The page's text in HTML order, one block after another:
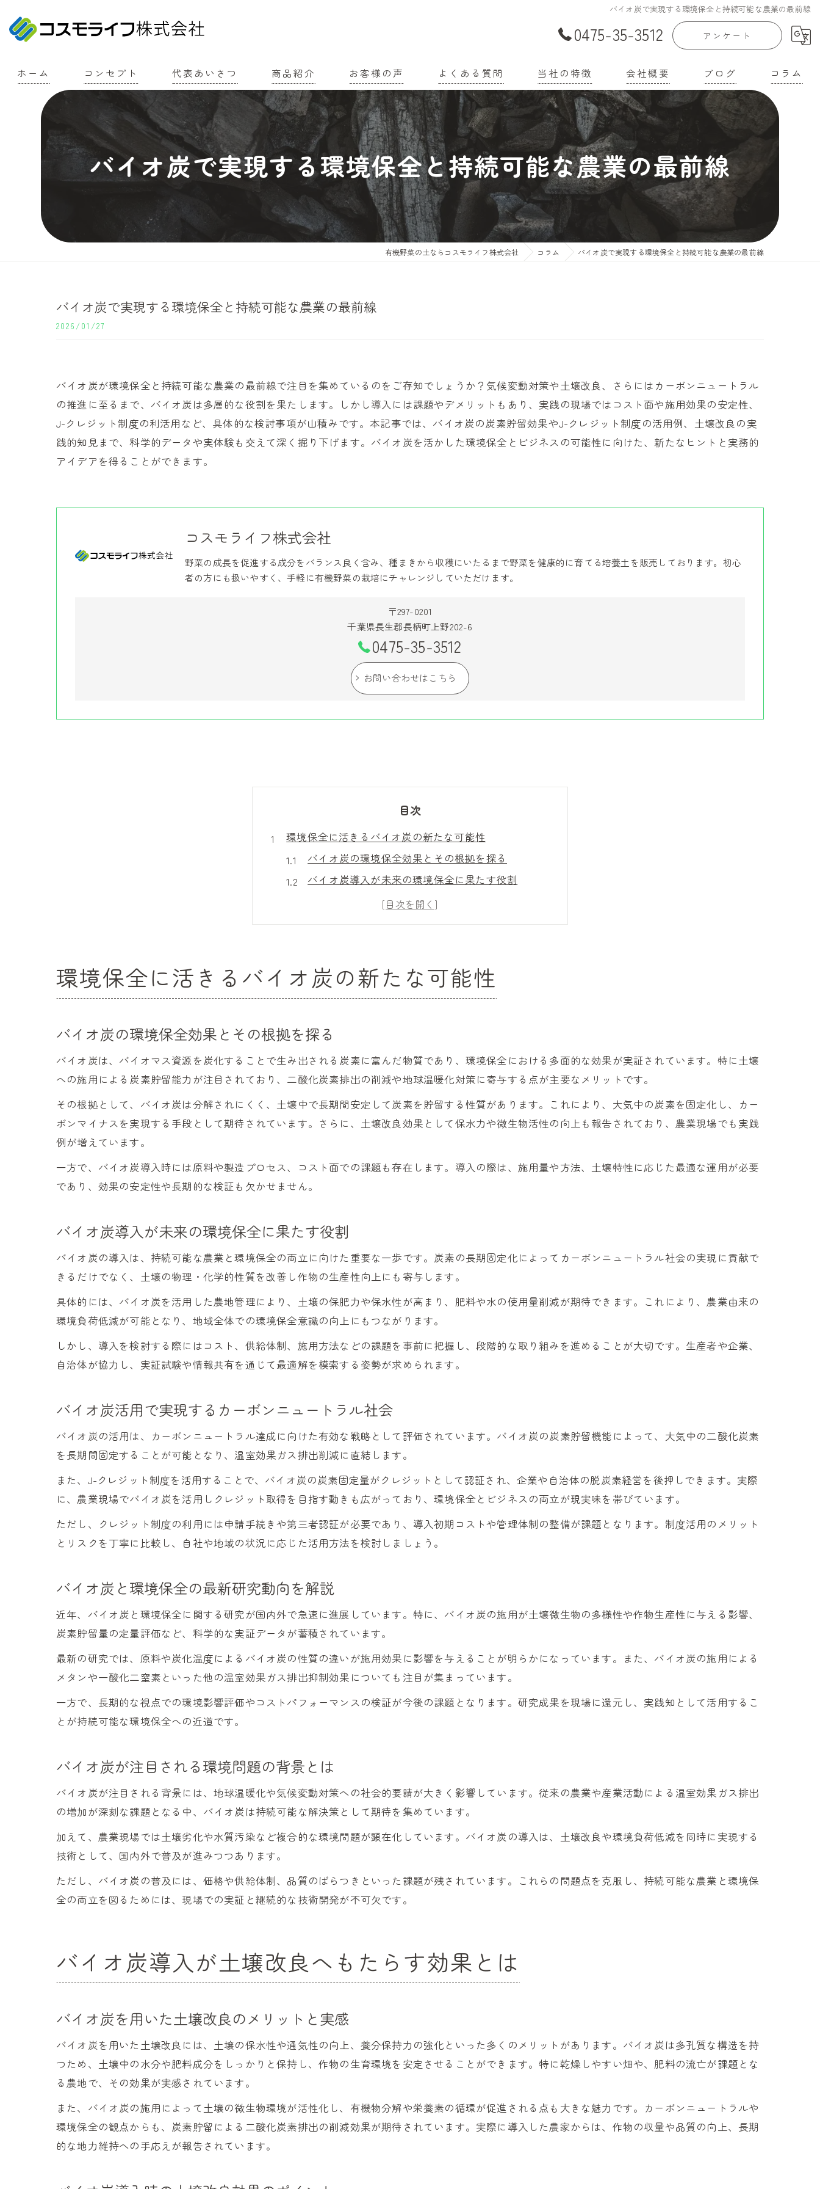
バイオ炭で実現する環境保全と持続可能な農業の最前線
0475-35-3512 アンケート
ホーム コンセプト 代表あいさつ 商品紹介 お客様の声 よくある質問 当社の特徴
家庭菜園
農家
有機培養土
土壌改良材
有機肥料
会社概要
漫画特集
ブログ コラム
バイオ炭で実現する環境保全と持続可能な農業の最前線
有機野菜の土ならコスモライフ株式会社 コラム バイオ炭で実現する環境保全と持続可能な農業の最前線
バイオ炭で実現する環境保全と持続可能な農業の最前線
2026/01/27
バイオ炭が環境保全と持続可能な農業の最前線で注目を集めているのをご存知でしょうか？気候変動対策や土壌改良、さらにはカーボンニュートラル
の推進に至るまで、バイオ炭は多層的な役割を果たします。しかし導入には課題やデメリットもあり、実践の現場ではコスト面や施用効果の安定性、
J-クレジット制度の利活用など、具体的な検討事項が山積みです。本記事では、バイオ炭の炭素貯留効果やJ-クレジット制度の活用例、土壌改良の実
践的知見まで、科学的データや実体験も交えて深く掘り下げます。バイオ炭を活かした環境保全とビジネスの可能性に向けた、新たなヒントと実務的
アイデアを得ることができます。
コスモライフ株式会社
野菜の成長を促進する成分をバランス良く含み、種まきから収穫にいたるまで野菜を健康的に育てる培養土を販売しております。初心
者の方にも扱いやすく、手軽に有機野菜の栽培にチャレンジしていただけます。
〒297-0201
千葉県長生郡長柄町上野202-6
0475-35-3512
お問い合わせはこちら
目次
環境保全に活きるバイオ炭の新たな可能性
バイオ炭の環境保全効果とその根拠を探る
バイオ炭導入が未来の環境保全に果たす役割
バイオ炭活用で実現するカーボンニュートラル社会
バイオ炭と環境保全の最新研究動向を解説
バイオ炭導入が土壌改良へもたらす効果とは
バイオ炭を用いた土壌改良のメリットと実感
バイオ炭が土壌微生物に及ぼす変化と可能性
バイオ炭による土壌改良の実践例を紹介
バイオ炭が持続可能な農業を支える理由
課題と展望から探るバイオ炭の問題点
バイオ炭の問題点と向き合うための視点
バイオ炭導入のデメリットとその対策法
バイオ炭普及の課題と現場での取り組み事例
バイオ炭の価格やコスト構造を正しく理解する
バイオ炭問題点を乗り越えるための改善策
J-クレジット制度におけるバイオ炭活用法
バイオ炭とJ-クレジット制度の関係性を解説
バイオ炭活用でJ-クレジット申請を目指すには
バイオ炭の炭素貯留効果とJ-クレジット収益化
J-クレジット制度におけるバイオ炭活用事例
気候変動対策にバイオ炭を生かす方法
バイオ炭が気候変動対策に与える影響とは
バイオ炭による二酸化炭素削減の具体的手法
バイオ炭でカーボンニュートラルを実現する方法
バイオ炭活用がもたらす温暖化防止の可能性
環境保全に活きるバイオ炭の新たな可能性
バイオ炭の環境保全効果とその根拠を探る
バイオ炭は、バイオマス資源を炭化することで生み出される炭素に富んだ物質であり、環境保全における多面的な効果が実証されています。特に土壌
への施用による炭素貯留能力が注目されており、二酸化炭素排出の削減や地球温暖化対策に寄与する点が主要なメリットです。
その根拠として、バイオ炭は分解されにくく、土壌中で長期間安定して炭素を貯留する性質があります。これにより、大気中の炭素を固定化し、カー
ボンマイナスを実現する手段として期待されています。さらに、土壌改良効果として保水力や微生物活性の向上も報告されており、農業現場でも実践
例が増えています。
一方で、バイオ炭導入時には原料や製造プロセス、コスト面での課題も存在します。導入の際は、施用量や方法、土壌特性に応じた最適な運用が必要
であり、効果の安定性や長期的な検証も欠かせません。
バイオ炭導入が未来の環境保全に果たす役割
バイオ炭の導入は、持続可能な農業と環境保全の両立に向けた重要な一歩です。炭素の長期固定化によってカーボンニュートラル社会の実現に貢献で
きるだけでなく、土壌の物理・化学的性質を改善し作物の生産性向上にも寄与します。
具体的には、バイオ炭を活用した農地管理により、土壌の保肥力や保水性が高まり、肥料や水の使用量削減が期待できます。これにより、農業由来の
環境負荷低減が可能となり、地域全体での環境保全意識の向上にもつながります。
しかし、導入を検討する際にはコスト、供給体制、施用方法などの課題を事前に把握し、段階的な取り組みを進めることが大切です。生産者や企業、
自治体が協力し、実証試験や情報共有を通じて最適解を模索する姿勢が求められます。
バイオ炭活用で実現するカーボンニュートラル社会
バイオ炭の活用は、カーボンニュートラル達成に向けた有効な戦略として評価されています。バイオ炭の炭素貯留機能によって、大気中の二酸化炭素
を長期間固定することが可能となり、温室効果ガス排出削減に直結します。
また、J-クレジット制度を活用することで、バイオ炭の炭素固定量がクレジットとして認証され、企業や自治体の脱炭素経営を後押しできます。実際
に、農業現場でバイオ炭を活用しクレジット取得を目指す動きも広がっており、環境保全とビジネスの両立が現実味を帯びています。
ただし、クレジット制度の利用には申請手続きや第三者認証が必要であり、導入初期コストや管理体制の整備が課題となります。制度活用のメリット
とリスクを丁寧に比較し、自社や地域の状況に応じた活用方法を検討しましょう。
バイオ炭と環境保全の最新研究動向を解説
近年、バイオ炭と環境保全に関する研究が国内外で急速に進展しています。特に、バイオ炭の施用が土壌微生物の多様性や作物生産性に与える影響、
炭素貯留量の定量評価など、科学的な実証データが蓄積されています。
最新の研究では、原料や炭化温度によるバイオ炭の性質の違いが施用効果に影響を与えることが明らかになっています。また、バイオ炭の施用による
メタンや一酸化二窒素といった他の温室効果ガス排出抑制効果についても注目が集まっています。
一方で、長期的な視点での環境影響評価やコストパフォーマンスの検証が今後の課題となります。研究成果を現場に還元し、実践知として活用するこ
とが持続可能な環境保全への近道です。
バイオ炭が注目される環境問題の背景とは
バイオ炭が注目される背景には、地球温暖化や気候変動対策への社会的要請が大きく影響しています。従来の農業や産業活動による温室効果ガス排出
の増加が深刻な課題となる中、バイオ炭は持続可能な解決策として期待を集めています。
加えて、農業現場では土壌劣化や水質汚染など複合的な環境問題が顕在化しています。バイオ炭の導入は、土壌改良や環境負荷低減を同時に実現する
技術として、国内外で普及が進みつつあります。
ただし、バイオ炭の普及には、価格や供給体制、品質のばらつきといった課題が残されています。これらの問題点を克服し、持続可能な農業と環境保
全の両立を図るためには、現場での実証と継続的な技術開発が不可欠です。
バイオ炭導入が土壌改良へもたらす効果とは
バイオ炭を用いた土壌改良のメリットと実感
バイオ炭を用いた土壌改良には、土壌の保水性や通気性の向上、養分保持力の強化といった多くのメリットがあります。バイオ炭は多孔質な構造を持
つため、土壌中の水分や肥料成分をしっかりと保持し、作物の生育環境を安定させることができます。特に乾燥しやすい畑や、肥料の流亡が課題とな
る農地で、その効果が実感されています。
また、バイオ炭の施用によって土壌の微生物環境が活性化し、有機物分解や栄養素の循環が促進される点も大きな魅力です。カーボンニュートラルや
環境保全の観点からも、炭素貯留による二酸化炭素排出の削減効果が期待されています。実際に導入した農家からは、作物の収量や品質の向上、長期
的な地力維持への手応えが報告されています。